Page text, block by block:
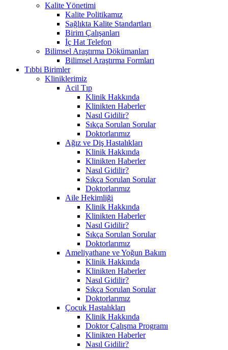
Kalite Yönetimi
Kalite Politikamız
Sağlıkta Kalite Standartları
Birim Çalışanları
İç Hat Telefon
Bilimsel Araştırma Dökümanları
Bilimsel Araştırma Formları
Tıbbi Birimler
Kliniklerimiz
Acil Tıp
Klinik Hakkında
Klinikten Haberler
Nasıl Gidilir?
Sıkça Sorulan Sorular
Doktorlarımız
Ağız ve Diş Hastalıkları
Klinik Hakkında
Klinikten Haberler
Nasıl Gidilir?
Sıkça Sorulan Sorular
Doktorlarımız
Aile Hekimliği
Klinik Hakkında
Klinikten Haberler
Nasıl Gidilir?
Sıkça Sorulan Sorular
Doktorlarımız
Ameliyathane ve Yoğun Bakım
Klinik Hakkında
Klinikten Haberler
Nasıl Gidilir?
Sıkça Sorulan Sorular
Doktorlarımız
Çocuk Hastalıkları
Klinik Hakkında
Doktor Çalışma Programı
Klinikten Haberler
Nasıl Gidilir?